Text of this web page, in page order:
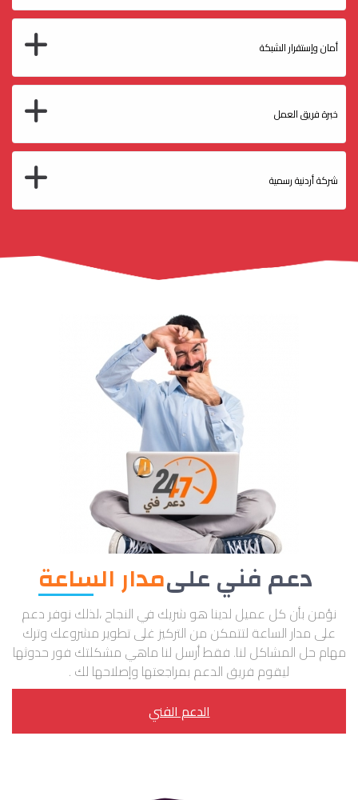
أمان وإستقرار الشبكة
خبرة فريق العمل
شركة أردنية رسمية
دعم فني علىمدار الساعة
نؤمن بأن كل عميل لدينا هو شريك في النجاح ،لذلك نوفر دعم
على مدار الساعة لتتمكن من التركيز غلى تطوير مشروعك وترك
مهام حل المشاكل لنا. فقط أرسل لنا ماهي مشكلتك فور حدوثها
ليقوم فريق الدعم بمراجعتها وإصلاحها لك .
الدعم الفني